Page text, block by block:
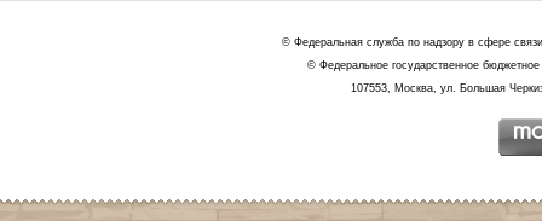
© Федеральная служба по надзору в сфере
© Федеральное государственное
107553, Москва, ул. Большая